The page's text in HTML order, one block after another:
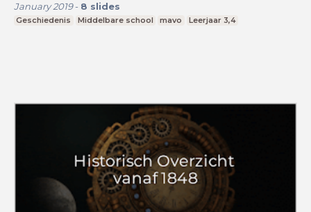
January 2019- 8 slides
Geschiedenis Middelbare school mavo Leerjaar 3,4